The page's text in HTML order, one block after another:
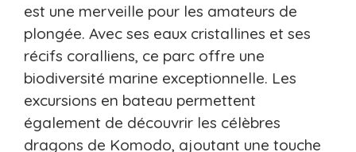
est une merveille pour les amateurs de
plongée. Avec ses eaux cristallines et ses
récifs coralliens, ce parc offre une
biodiversité marine exceptionnelle. Les
excursions en bateau permettent
également de découvrir les célèbres
dragons de Komodo, ajoutant une touche